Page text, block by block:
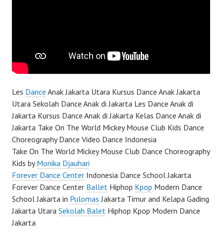
Les Dance Anak Jakarta Utara Kursus Dance Anak Jakarta
Utara Sekolah Dance Anak di Jakarta Les Dance Anak di
Jakarta Kursus Dance Anak di Jakarta Kelas Dance Anak di
Jakarta Take On The World Mickey Mouse Club Kids Dance
Choreography Dance Video Dance Indonesia
Take On The World Mickey Mouse Club Dance Choreography
Kids byMonika Djauhari
Forever Dance Center Indonesia Dance School Jakarta
Forever Dance Center Ballet Hiphop Kpop Modern Dance
School Jakarta in Pulomas Jakarta Timur and Kelapa Gading
Jakarta Utara Sekolah Balet Hiphop Kpop Modern Dance
Jakarta